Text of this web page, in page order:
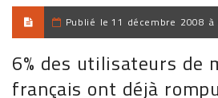
Publié le 11 décembre 2008 à
6% des utilisateurs de
français ont déjà